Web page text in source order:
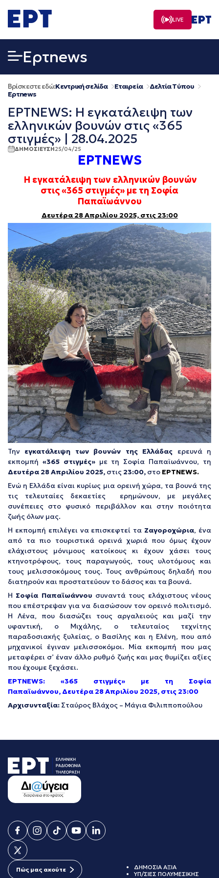
σε
περιεχόμενο
LIVE
Eρτnews
Βρίσκεστε εδώ:Κεντρική σελίδα Εταιρεία
Δελτία Τύπου
Eρτnews
ΕΡΤNEWS: Η εγκατάλειψη των
ελληνικών βουνών στις «365
στιγμές» | 28.04.2025
ΔΗΜΟΣΙΕΥΣΗ25/04/25
ΕΡΤNEWS
Η εγκατάλειψη των ελληνικών βουνών
στις «365 στιγμές» με τη Σοφία
Παπαϊωάννου
Δευτέρα 28 Απριλίου 2025, στις 23:00
Την εγκατάλειψη των βουνών της Ελλάδας ερευνά η
εκπομπή «365 στιγμές»με τη Σοφία Παπαϊωάννου, τη
Δευτέρα 28Απριλίου 2025, στις 23:00, στο ΕΡΤNEWS.
Ενώ η Ελλάδα είναι κυρίως μια ορεινή χώρα, τα βουνά της
τις τελευταίες δεκαετίες ερημώνουν, με μεγάλες
συνέπειες στο φυσικό περιβάλλον και στην ποιότητα
ζωής όλων μας.
Η εκπομπή επιλέγει να επισκεφτεί τα Ζαγοροχώρια, ένα
από τα πιο τουριστικά ορεινά χωριά που όμως έχουν
ελάχιστους μόνιμους κατοίκους κι έχουν χάσει τους
κτηνοτρόφους, τους παραγωγούς, τους υλοτόμους και
τους μελισσοκόμους τους. Τους ανθρώπους δηλαδή που
διατηρούν και προστατεύουν το δάσος και τα βουνά.
Η Σοφία Παπαϊωάννου συναντά τους ελάχιστους νέους
που επέστρεψαν για να διασώσουν τον ορεινό πολιτισμό.
Η Λένα, που διασώζει τους αργαλειούς και μαζί την
υφαντική, ο Μιχάλης, ο τελευταίος τεχνίτης
παραδοσιακής ξυλείας, ο Βασίλης και η Ελένη, που από
μηχανικοί έγιναν μελισσοκόμοι. Μία εκπομπή που μας
μεταφέρει σ’ έναν άλλο ρυθμό ζωής και μας θυμίζει αξίες
που έχουμε ξεχάσει.
ΕΡΤNEWS: «365 στιγμές» με τη Σοφία
Παπαϊωάννου, Δευτέρα 28 Απριλίου 2025, στις 23:00
Αρχισυνταξία: Σταύρος Βλάχος – Μάγια Φιλιπποπούλου
Πώς μας ακούτε
ΔΗΜΟΣΙΑ ΑΞΙΑ
ΥΠ/ΣΙΕΣ ΠΟΛΥΜΕΣΙΚΗΣ